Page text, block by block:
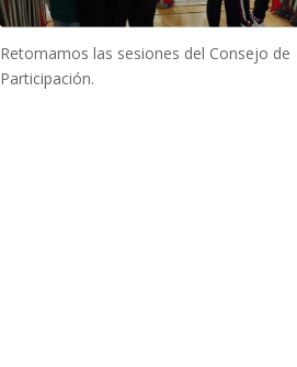
Retomamos las sesiones del Consejo de
Participación.